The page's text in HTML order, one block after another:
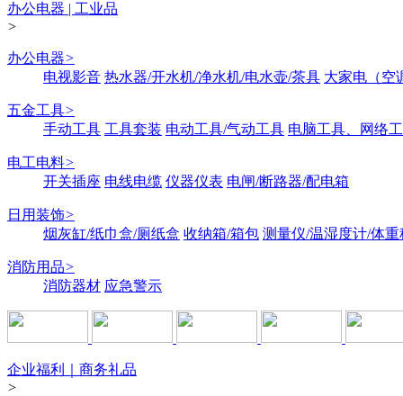
办公电器 | 工业品
>
办公电器>
电视影音 热水器/开水机/净水机/电水壶/茶具 大家电（空
五金工具>
手动工具 工具套装 电动工具/气动工具 电脑工具、网络
电工电料>
开关插座 电线电缆 仪器仪表 电闸/断路器/配电箱
日用装饰>
烟灰缸/纸巾盒/厕纸盒 收纳箱/箱包 测量仪/温湿度计/体重
消防用品>
消防器材 应急警示
企业福利｜商务礼品
>